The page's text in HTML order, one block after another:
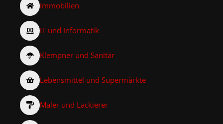
Immobilien
IT und Informatik
Klempner und Sanitär
Lebensmittel und Supermärkte
Maler und Lackierer